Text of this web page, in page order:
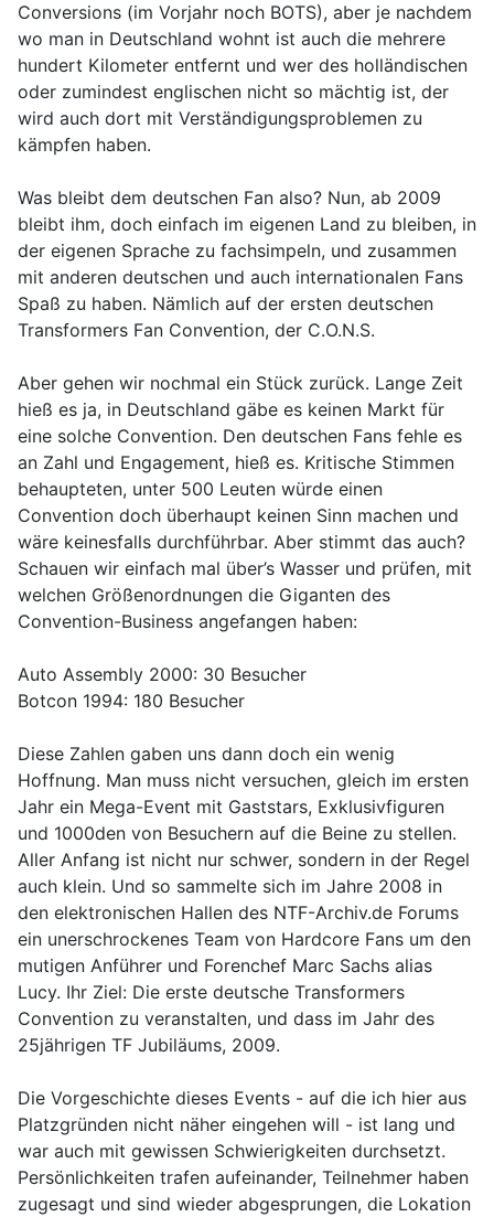
Conversions (im Vorjahr noch BOTS), aber je nachdem
wo man in Deutschland wohnt ist auch die mehrere
hundert Kilometer entfernt und wer des holländischen
oder zumindest englischen nicht so mächtig ist, der
wird auch dort mit Verständigungsproblemen zu
kämpfen haben.
Was bleibt dem deutschen Fan also? Nun, ab 2009
bleibt ihm, doch einfach im eigenen Land zu bleiben, in
der eigenen Sprache zu fachsimpeln, und zusammen
mit anderen deutschen und auch internationalen Fans
Spaß zu haben. Nämlich auf der ersten deutschen
Transformers Fan Convention, der C.O.N.S.
Aber gehen wir nochmal ein Stück zurück. Lange Zeit
hieß es ja, in Deutschland gäbe es keinen Markt für
eine solche Convention. Den deutschen Fans fehle es
an Zahl und Engagement, hieß es. Kritische Stimmen
behaupteten, unter 500 Leuten würde einen
Convention doch überhaupt keinen Sinn machen und
wäre keinesfalls durchführbar. Aber stimmt das auch?
Schauen wir einfach mal über’s Wasser und prüfen, mit
welchen Größenordnungen die Giganten des
Convention-Business angefangen haben:
Auto Assembly 2000: 30 Besucher
Botcon 1994: 180 Besucher
Diese Zahlen gaben uns dann doch ein wenig
Hoffnung. Man muss nicht versuchen, gleich im ersten
Jahr ein Mega-Event mit Gaststars, Exklusivfiguren
und 1000den von Besuchern auf die Beine zu stellen.
Aller Anfang ist nicht nur schwer, sondern in der Regel
auch klein. Und so sammelte sich im Jahre 2008 in
den elektronischen Hallen des NTF-Archiv.de Forums
ein unerschrockenes Team von Hardcore Fans um den
mutigen Anführer und Forenchef Marc Sachs alias
Lucy. Ihr Ziel: Die erste deutsche Transformers
Convention zu veranstalten, und dass im Jahr des
25jährigen TF Jubiläums, 2009.
Die Vorgeschichte dieses Events - auf die ich hier aus
Platzgründen nicht näher eingehen will - ist lang und
war auch mit gewissen Schwierigkeiten durchsetzt.
Persönlichkeiten trafen aufeinander, Teilnehmer haben
zugesagt und sind wieder abgesprungen, die Lokation